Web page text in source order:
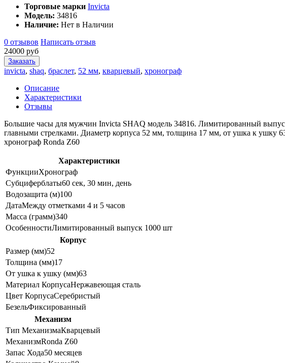
Торговые марки Invicta
Модель: 34816
Наличие: Нет в Наличии
0 отзывов Написать отзыв
24000 руб
Заказать
invicta, shaq, браслет, 52 мм, кварцевый, хронограф
Описание
Характеристики
Отзывы
Большие часы для мужчин Invicta SHAQ модель 34816. Лимитированный
главными стрелками. Диаметр корпуса 52 мм, толщина 17 мм, от ушка к ушку
хронограф Ronda Z60
Характеристики
ФункцииХронограф
Субциферблаты60 сек, 30 мин, день
Водозащита (м)100
ДатаМежду отметками 4 и 5 часов
Масса (грамм)340
ОсобенностиЛимитированный выпуск 1000 шт
Корпус
Размер (мм)52
Толщина (мм)17
От ушка к ушку (мм)63
Материал КорпусаНержавеющая сталь
Цвет КорпусаСеребристый
БезельФиксированный
Механизм
Тип МеханизмаКварцевый
МеханизмRonda Z60
Запас Хода50 месяцев